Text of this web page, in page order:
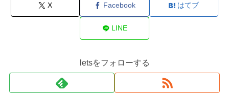
X Facebook はてブ
LINE
letsをフォローする